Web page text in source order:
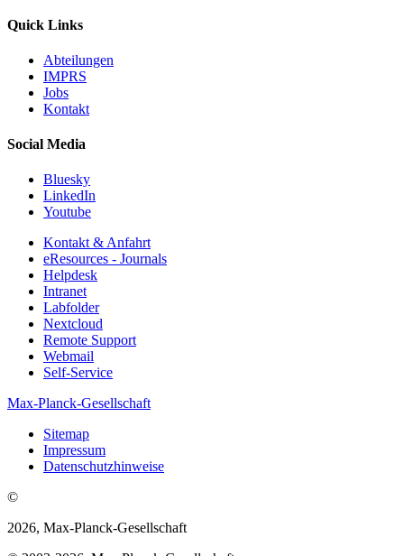
Quick Links
Abteilungen
IMPRS
Jobs
Kontakt
Social Media
Bluesky
LinkedIn
Youtube
Kontakt & Anfahrt
eResources - Journals
Helpdesk
Intranet
Labfolder
Nextcloud
Remote Support
Webmail
Self-Service
Max-Planck-Gesellschaft
Sitemap
Impressum
Datenschutzhinweise
©
2026, Max-Planck-Gesellschaft